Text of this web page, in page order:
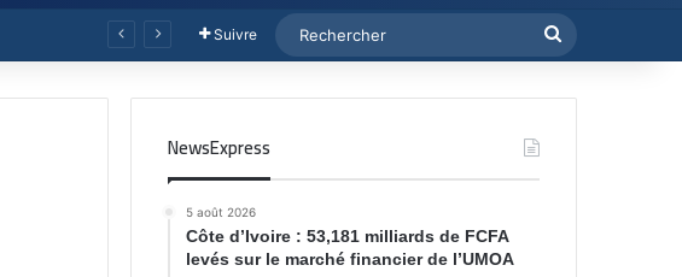
Suivre
NewsExpress
5 août 2026
Côte d’Ivoire : 53,181 milliards de FCFA
levés sur le marché financier de l’UMOA